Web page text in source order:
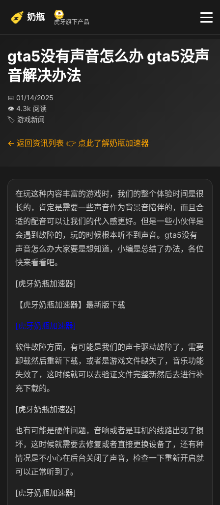
奶瓶 虎牙旗下产品
gta5没有声音怎么办 gta5没声
音解决办法
📅 01/14/2025
👁 4.3k 阅读
🏷 游戏新闻
← 返回资讯列表 👉 点此了解奶瓶加速器
在玩这种内容丰富的游戏时，我们的整个体验时间是很
长的，肯定是需要一些声音作为背景音陪伴的，而且合
适的配音可以让我们的代入感更好。但是一些小伙伴是
会遇到故障的，玩的时候根本听不到声音。gta5没有
声音怎么办大家要是想知道，小编是总结了办法，各位
快来看看吧。
[虎牙奶瓶加速器]
【虎牙奶瓶加速器】最新版下载
[虎牙奶瓶加速器]
软件故障方面，有可能是我们的声卡驱动故障了，需要
卸载然后重新下载，或者是游戏文件缺失了，音乐功能
失效了，这时候就可以去验证文件完整新然后去进行补
充下载的。
[虎牙奶瓶加速器]
也有可能是硬件问题，音响或者是耳机的线路出现了损
坏，这时候就需要去修复或者直接更换设备了，还有种
情况是不小心在后台关闭了声音，检查一下重新开启就
可以正常听到了。
[虎牙奶瓶加速器]